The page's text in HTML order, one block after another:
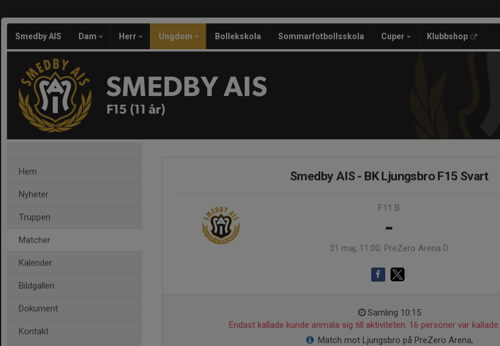
Smedby AIS Dam Herr Ungdom Bollekskola Sommarfotbollsskola Cuper Klubbshop
SMEDBY AIS
F15 (11 år)
Hem
Nyheter
Truppen
Matcher
Kalender
Bildgalleri
Dokument
Kontakt
Smedby AIS - BK Ljungsbro F15 Svart
F11 B
-
31 maj, 11:00, PreZero Arena D
Samling 10:15
Endast kallade kunde anmäla sig till aktiviteten. 16 personer var kallade.
Match mot Ljungsbro på PreZero Arena,